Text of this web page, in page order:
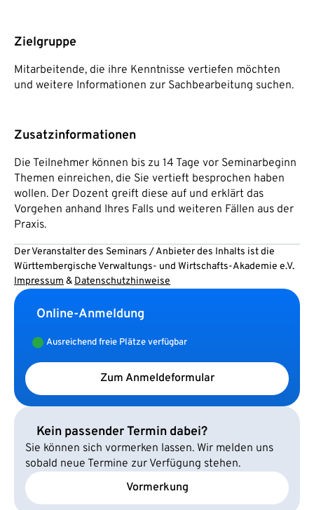
Zielgruppe
Mitarbeitende, die ihre Kenntnisse vertiefen möchten
und weitere Informationen zur Sachbearbeitung suchen.
Zusatzinformationen
Die Teilnehmer können bis zu 14 Tage vor Seminarbeginn
Themen einreichen, die Sie vertieft besprochen haben
wollen. Der Dozent greift diese auf und erklärt das
Vorgehen anhand Ihres Falls und weiteren Fällen aus der
Praxis.
Der Veranstalter des Seminars / Anbieter des Inhalts ist die
Württembergische Verwaltungs- und Wirtschafts-Akademie e.V.
Impressum & Datenschutzhinweise
Online-Anmeldung
Ausreichend freie Plätze verfügbar
Zum Anmeldeformular
Kein passender Termin dabei?
Sie können sich vormerken lassen. Wir melden uns
sobald neue Termine zur Verfügung stehen.
Vormerkung